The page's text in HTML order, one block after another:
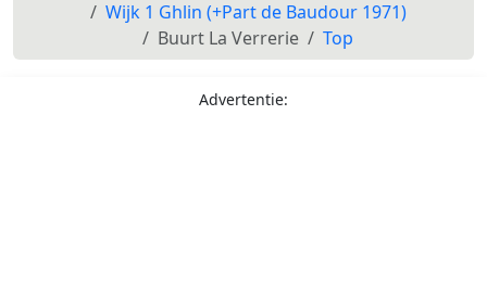
Wijk 1 Ghlin (+Part de Baudour 1971)
Buurt La Verrerie
Top
Advertentie: